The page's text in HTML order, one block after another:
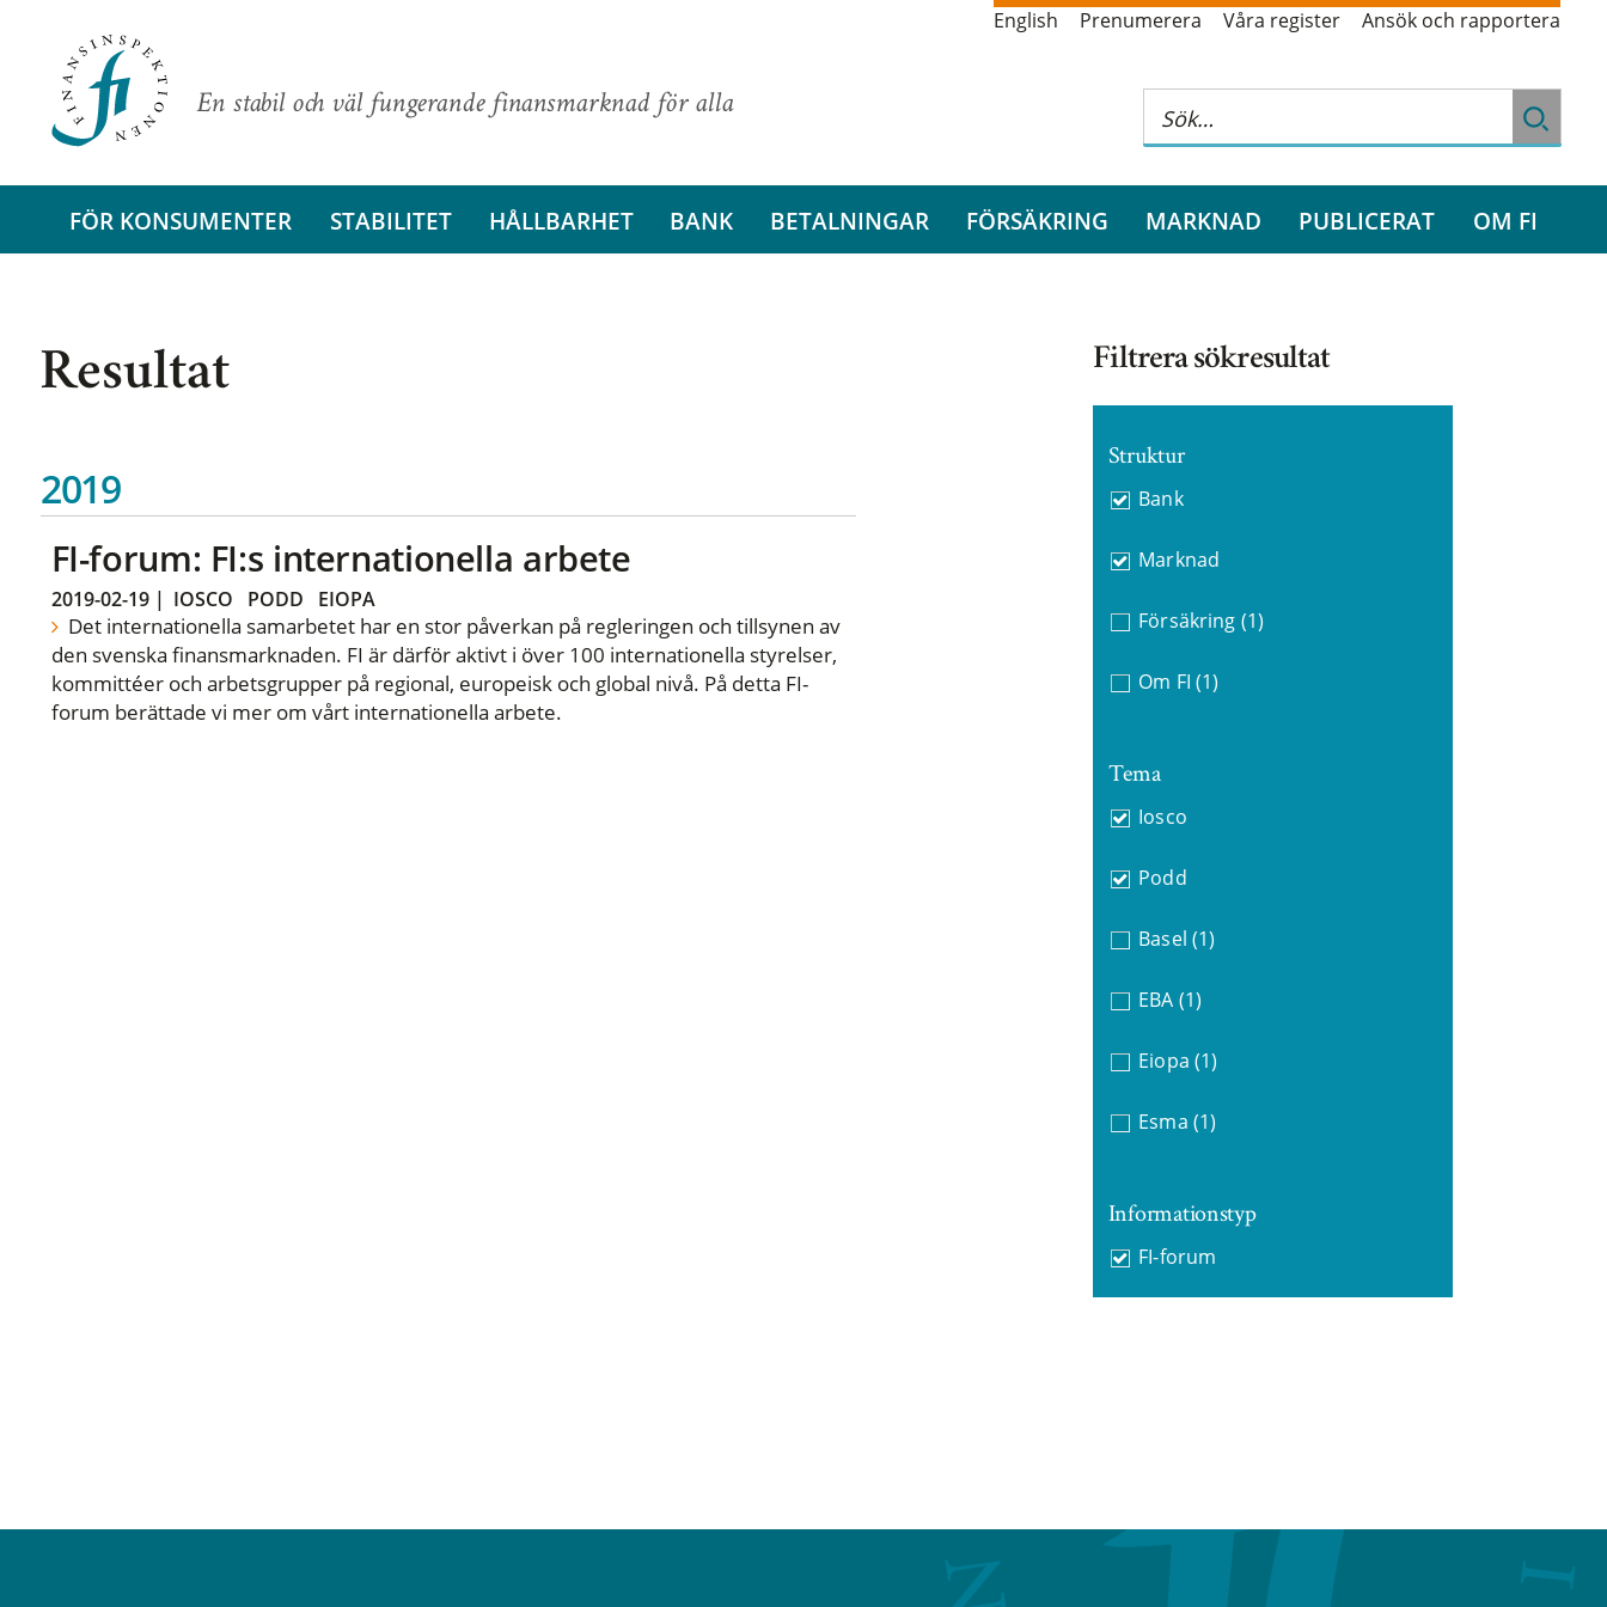
En stabil och väl fungerande finansmarknad för alla
English Prenumerera Våra register Ansök och rapportera
FÖR KONSUMENTER STABILITET HÅLLBARHET BANK BETALNINGAR FÖRSÄKRING MARKNAD PUBLICERAT OM FI
Resultat
2019
FI-forum: FI:s internationella arbete
2019-02-19| IOSCO PODD EIOPA
Det internationella samarbetet har en stor påverkan på regleringen och tillsynen av
den svenska finansmarknaden. FI är därför aktivt i över 100 internationella styrelser,
kommittéer och arbetsgrupper på regional, europeisk och global nivå. På detta FI-
forum berättade vi mer om vårt internationella arbete.
Filtrera sökresultat
Struktur
Bank
Marknad
Försäkring (1)
Om FI (1)
Tema
Iosco
Podd
Basel (1)
EBA (1)
Eiopa (1)
Esma (1)
Informationstyp
FI-forum